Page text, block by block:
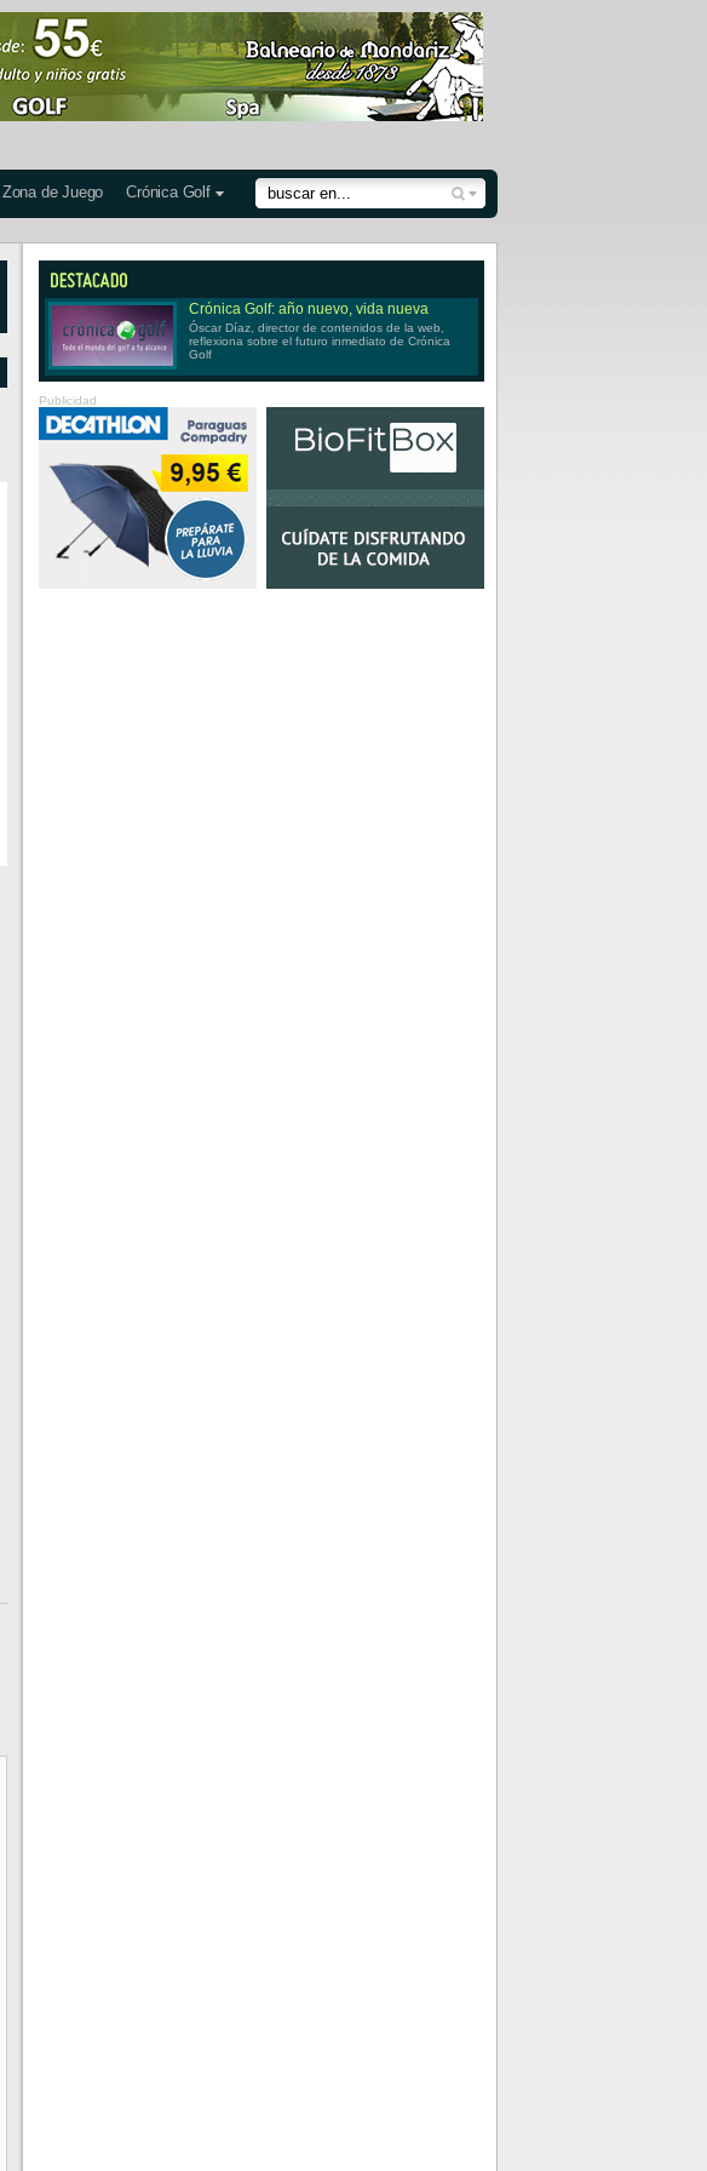
Zona de Juego Crónica Golf
Crónica Golf: año nuevo, vida nueva
Óscar Díaz, director de contenidos de la web,
reflexiona sobre el futuro inmediato de Crónica
Golf
Publicidad